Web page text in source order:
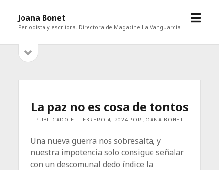
Joana Bonet
Periodista y escritora. Directora de Magazine La Vanguardia
abrir
Barrabarra
La paz no es cosa de tontos
PUBLICADO EL FEBRERO 4, 2024 POR JOANA BONET
Una nueva guerra nos sobresalta, y
nuestra impotencia solo consigue señalar
con un descomunal dedo índice la